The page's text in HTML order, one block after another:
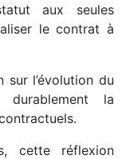
aux seules
le contrat à
l’évolution du
durablement la
cette réflexion